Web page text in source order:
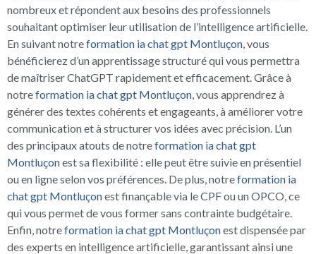
nombreux et répondent aux besoins des professionnels
souhaitant optimiser leur utilisation de l’intelligence artificielle.
En suivant notreformation ia chat gpt Montluçon, vous
bénéficierez d’un apprentissage structuré qui vous permettra
de maîtriser ChatGPT rapidement et efficacement. Grâce à
notreformation ia chat gpt Montluçon, vous apprendrez à
générer des textes cohérents et engageants, à améliorer votre
communication et à structurer vos idées avec précision. L’un
des principaux atouts de notreformation ia chat gpt
Montluçonest sa flexibilité : elle peut être suivie en présentiel
ou en ligne selon vos préférences. De plus, notreformation ia
chat gpt Montluçonest finançable via le CPF ou un OPCO, ce
qui vous permet de vous former sans contrainte budgétaire.
Enfin, notreformation ia chat gpt Montluçonest dispensée par
des experts en intelligence artificielle, garantissant ainsi une